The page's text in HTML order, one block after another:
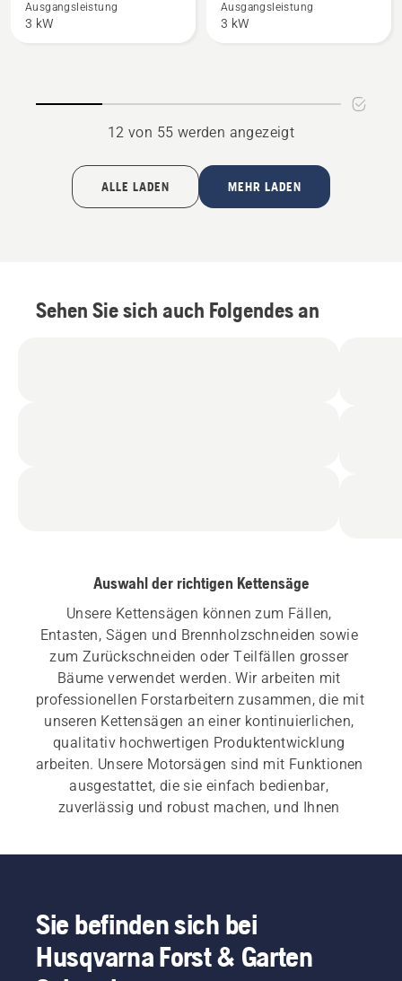
Mark
Ausgangsleistung
3 kW
Mark
Ausgangsleistung
3 kW
12 von 55 werden angezeigt
ALLE LADEN MEHR LADEN
Sehen Sie sich auch Folgendes an
Auswahl der richtigen Kettensäge
Unsere Kettensägen können zum Fällen,
Entasten, Sägen und Brennholzschneiden sowie
zum Zurückschneiden oder Teilfällen grosser
Bäume verwendet werden. Wir arbeiten mit
professionellen Forstarbeitern zusammen, die mit
unseren Kettensägen an einer kontinuierlichen,
qualitativ hochwertigen Produktentwicklung
arbeiten. Unsere Motorsägen sind mit Funktionen
ausgestattet, die sie einfach bedienbar,
zuverlässig und robust machen, und Ihnen
hervorragendes Ergebnis bieten.
Kettensägen
als auch für Benzin-Kettensägen
ein schneller, einfacher Start unerlässlich. Jede
Motorsäge startet auf Tastendruck oder mit dem
leichten Ziehen am Startseilzug, um den
Sie befinden sich bei
Husqvarna Forst & Garten